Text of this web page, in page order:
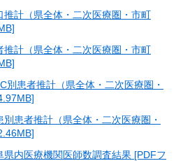
推計（県全体・二次医療圏・市町
推計（県全体・二次医療圏・市町
別患者推計（県全体・二次医療圏・
患者推計（県全体・二次医療圏・
県内医療機関医師数調査結果 [PDFフ